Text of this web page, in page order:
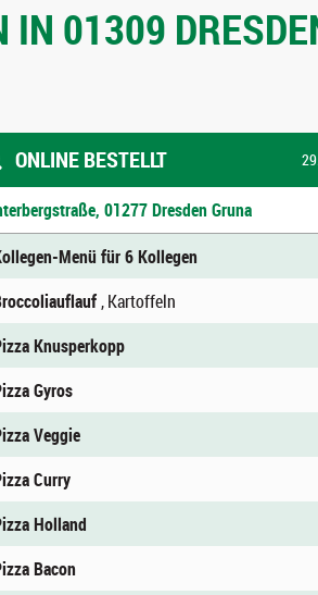
01309
ONLINE BESTELLT
01277 Dresden Gruna
Menü für 6 Kollegen
, Kartoffeln
Knusperkopp
Gyros
Veggie
Curry
Holland
Bacon